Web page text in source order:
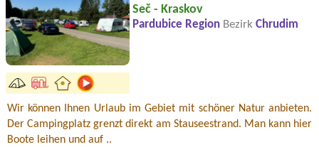
Seč - Kraskov
Pardubice Region Bezirk Chrudim
Wir können Ihnen Urlaub im Gebiet mit schöner Natur anbieten.
Der Campingplatz grenzt direkt am Stauseestrand. Man kann hier
Boote leihen und auf ..